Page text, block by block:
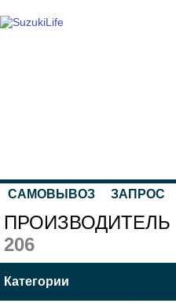
САМОВЫВОЗ ЗАПРОС
ПРОИЗВОДИТЕЛЬ
206
Категории